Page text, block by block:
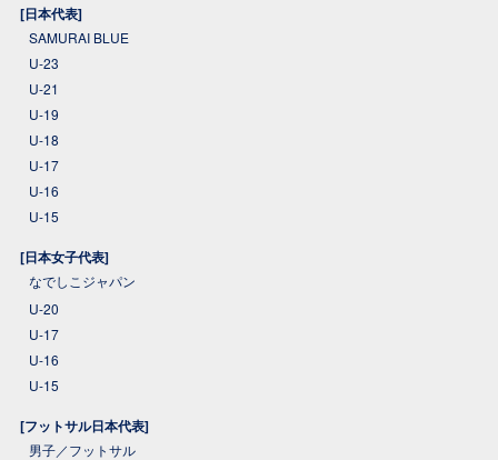
[日本代表]
SAMURAI BLUE
U-23
U-21
U-19
U-18
U-17
U-16
U-15
[日本女子代表]
なでしこジャパン
U-20
U-17
U-16
U-15
[フットサル日本代表]
男子／フットサル